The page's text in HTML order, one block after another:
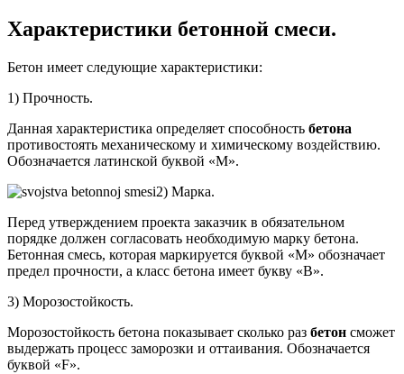
Характеристики бетонной смеси.
Бетон имеет следующие характеристики:
1) Прочность.
Данная характеристика определяет способность бетона
противостоять механическому и химическому воздействию.
Обозначается латинской буквой «M».
2) Марка.
Перед утверждением проекта заказчик в обязательном
порядке должен согласовать необходимую марку бетона.
Бетонная смесь, которая маркируется буквой «M» обозначает
предел прочности, а класс бетона имеет букву «B».
3) Морозостойкость.
Морозостойкость бетона показывает сколько раз бетон сможет
выдержать процесс заморозки и оттаивания. Обозначается
буквой «F».